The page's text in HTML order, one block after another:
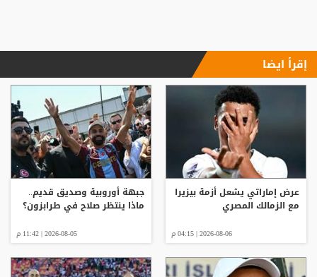
إقرأ ايضا
عرض إماراتي يشعل أزمة بيزيرا
مع الزمالك المصري
2026-08-06 | 04:15 م
جبهة أوروبية وصديق قديم..
ماذا ينتظر صلاح في طرابزون؟
2026-08-05 | 11:42 م